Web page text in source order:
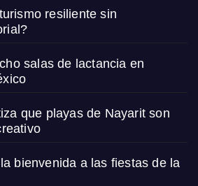
resiliente sin
salas de lactancia en
que playas de Nayarit son
bienvenida a las fiestas de la